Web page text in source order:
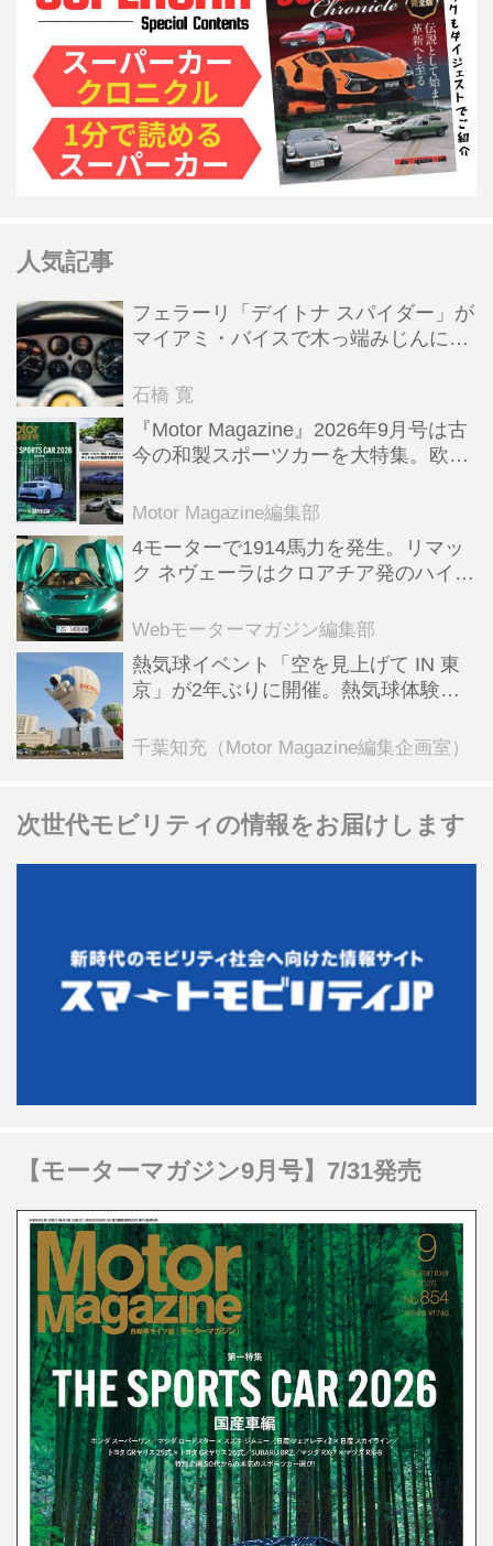
人気記事
フェラーリ「デイトナ スパイダー」が
マイアミ・バイスで木っ端みじんにな
石橋 寛
『Motor Magazine』2026年9月号は古
今の和製スポーツカーを大特集。欧州
Motor Magazine編集部
4モーターで1914馬力を発生。リマッ
ク ネヴェーラはクロアチア発のハイパ
全版／115】
Webモーターマガジン編集部
熱気球イベント「空を見上げて IN 東
京」が2年ぶりに開催。熱気球体験搭
ンテンツも
千葉知充（Motor Magazine編集企画室）
次世代モビリティの情報をお届けします
【モーターマガジン9月号】7/31発売